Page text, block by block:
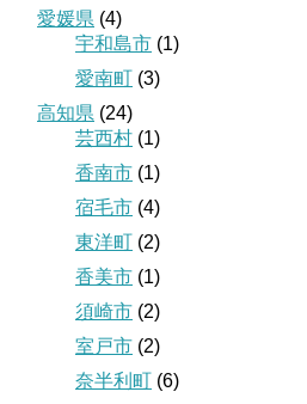
愛媛県 (4)
宇和島市 (1)
愛南町
(3)
高知県 (24)
芸西村 (1)
香南市 (1)
宿毛市 (4)
東洋町
(2)
香美市 (1)
須崎市 (2)
室戸市 (2)
奈半利町
(6)